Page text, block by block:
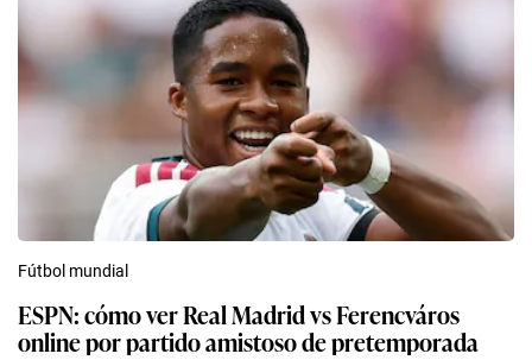
Fútbol mundial
ESPN: cómo ver Real Madrid vs Ferencváros
online por partido amistoso de pretemporada